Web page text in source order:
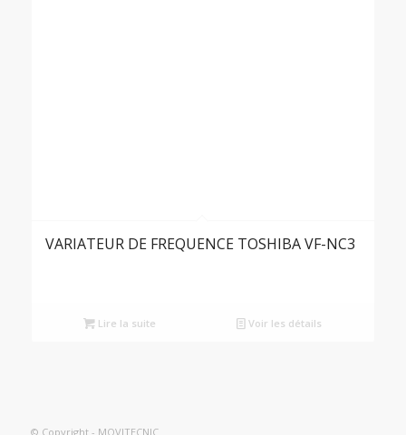
VARIATEUR DE FREQUENCE TOSHIBA VF-NC3
Lire la suite Voir les détails
© Copyright - MOVITECNIC